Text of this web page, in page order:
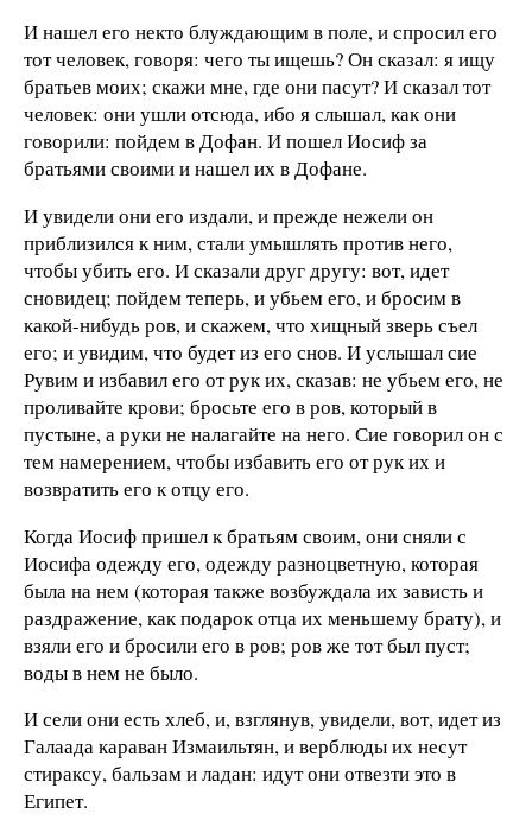
И нашел его некто блуждающим в поле, и спросил его
тот человек, говоря: чего ты ищешь? Он сказал: я ищу
братьев моих; скажи мне, где они пасут? И сказал тот
человек: они ушли отсюда, ибо я слышал, как они
говорили: пойдем в Дофан. И пошел Иосиф за
братьями своими и нашел их в Дофане.
И увидели они его издали, и прежде нежели он
приблизился к ним, стали умышлять против него,
чтобы убить его. И сказали друг другу: вот, идет
сновидец; пойдем теперь, и убьем его, и бросим в
какой-нибудь ров, и скажем, что хищный зверь съел
его; и увидим, что будет из его снов. И услышал сие
Рувим и избавил его от рук их, сказав: не убьем его, не
проливайте крови; бросьте его в ров, который в
пустыне, а руки не налагайте на него. Сие говорил он с
тем намерением, чтобы избавить его от рук их и
возвратить его к отцу его.
Когда Иосиф пришел к братьям своим, они сняли с
Иосифа одежду его, одежду разноцветную, которая
была на нем (которая также возбуждала их зависть и
раздражение, как подарок отца их меньшему брату), и
взяли его и бросили его в ров; ров же тот был пуст;
воды в нем не было.
И сели они есть хлеб, и, взглянув, увидели, вот, идет из
Галаада караван Измаильтян, и верблюды их несут
стираксу, бальзам и ладан: идут они отвезти это в
Египет.